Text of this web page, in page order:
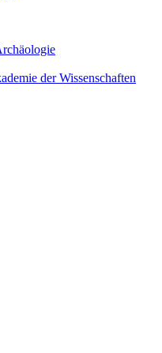
der Wissenschaften